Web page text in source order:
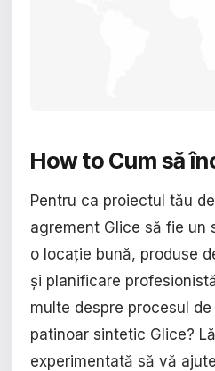
How to Cum să
Pentru ca proiectul tău
agrement Glice să fie un
o locație bună, produse
și planificare
multe despre procesul
patinoar sintetic Glice?
experimentată să vă